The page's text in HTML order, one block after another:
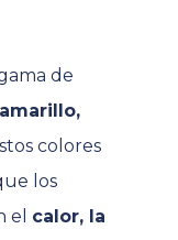
de
colores
los
el calor, la